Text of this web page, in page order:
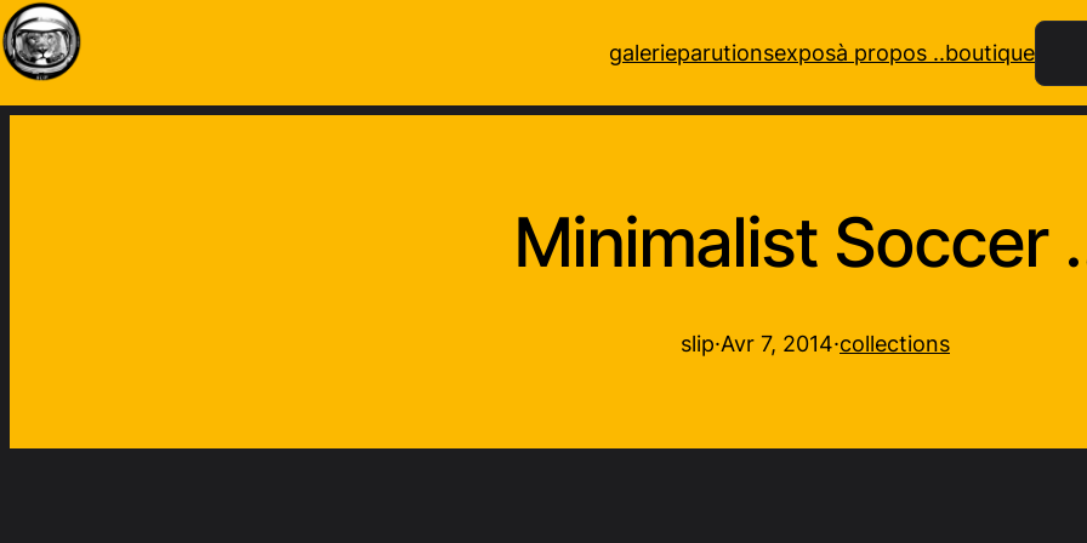
galerieparutionsexposà propos ..boutique
Minimalist Soccer
slip·Avr 7, 2014·collections